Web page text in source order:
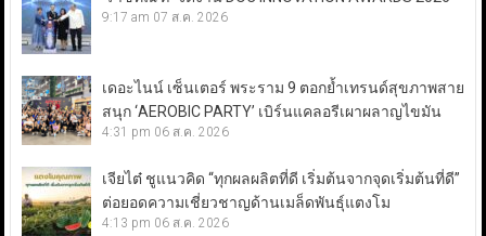
9:17 am 07 ส.ค. 2026
เดอะไนน์ เซ็นเตอร์ พระราม 9 ตอกย้ำเทรนด์สุขภาพสาย
สนุก ‘AEROBIC PARTY’ เบิร์นแคลอรีเผาผลาญไขมัน
4:31 pm 06 ส.ค. 2026
เจียไต๋ ชูแนวคิด “ทุกผลผลิตที่ดี เริ่มต้นจากจุดเริ่มต้นที่ดี”
ต่อยอดความเชี่ยวชาญด้านเมล็ดพันธุ์แตงโม
4:13 pm 06 ส.ค. 2026